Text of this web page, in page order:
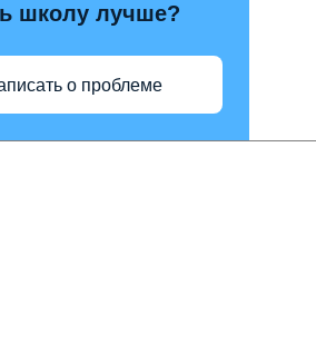
школу лучше?
о проблеме